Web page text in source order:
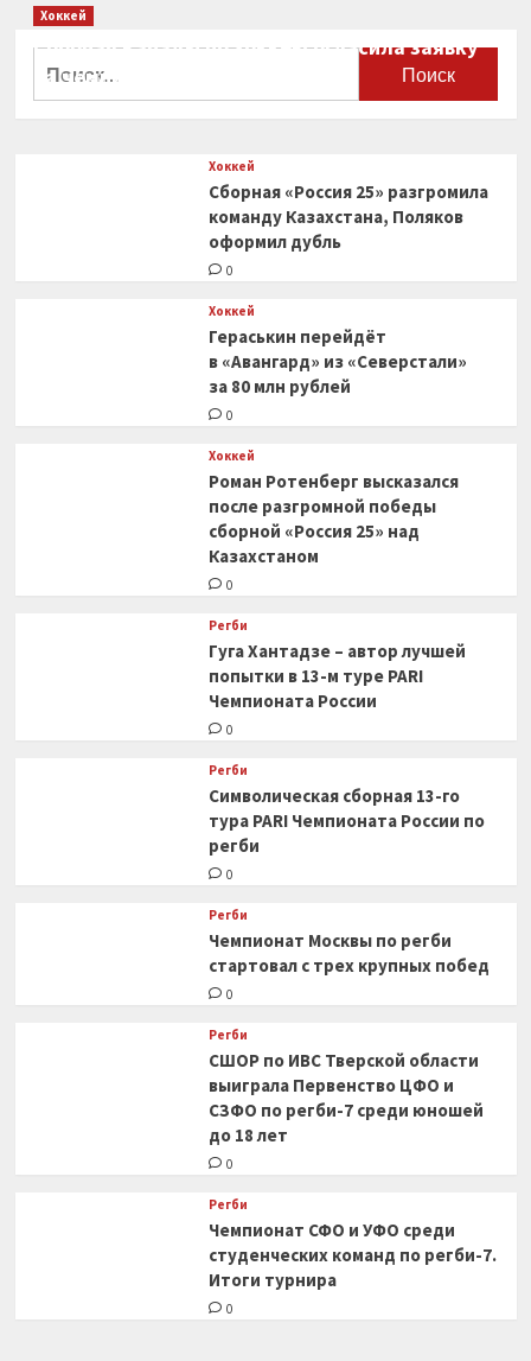
Хоккей
Сборная Канады по хоккею огласила заявку
на чемпионат мира
Хоккей
Сборная «Россия 25» разгромила
команду Казахстана, Поляков
оформил дубль
0
Хоккей
Гераськин перейдёт
в «Авангард» из «Северстали»
за 80 млн рублей
0
Хоккей
Роман Ротенберг высказался
после разгромной победы
сборной «Россия 25» над
Казахстаном
0
Регби
Гуга Хантадзе – автор лучшей
попытки в 13-м туре PARI
Чемпионата России
0
Регби
Символическая сборная 13-го
тура PARI Чемпионата России по
регби
0
Регби
Чемпионат Москвы по регби
стартовал с трех крупных побед
0
Регби
СШОР по ИВС Тверской области
выиграла Первенство ЦФО и
СЗФО по регби-7 среди юношей
до 18 лет
0
Регби
Чемпионат СФО и УФО среди
студенческих команд по регби-7.
Итоги турнира
0